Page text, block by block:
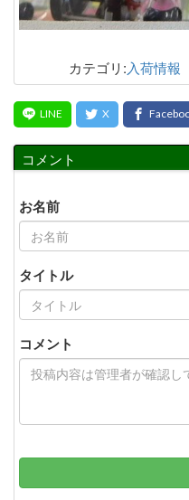
カテゴリ:入荷情報
コメント
お名前
タイトル
コメント